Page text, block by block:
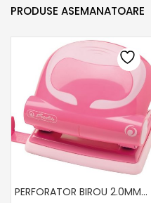
PRODUSE ASEMANATOARE
PERFORATOR BIROU 2.0MM HERLITZ DIF CUL